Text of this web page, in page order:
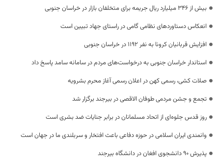
بیش از 346 میلیارد ریال جریمه برای متخلفان بازار در خراسان جنوبی
انعکاس دستاوردهای نظامی گامی در راستای جهاد تبیین است
افزایش قربانیان کرونا به نفر ۱۱۹۲ در خراسان جنوبی
استاندار خراسان جنوبی به درخواست‌های مردم در سامانه سامد پاسخ داد
صلات کشی، رسمی کهن در اعلان رسمی آغاز محرم بشرویه
تجمع و جشن مردمی طوفان الاقصی در بیرجند برگزار شد
روز قدس جلوه‌ای از اتحاد مسلمانان در برابر جنایات ضد بشری است
وانمندی ایران اسلامی در حوزه دفاعی باعث افتخار و سربلندی ما در جهان است
پذیرش ۹۰ دانشجوی افغان در دانشگاه بیرجند